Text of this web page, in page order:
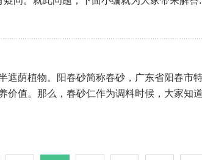
荫植物。阳春砂简称春砂，广东省阳春市
价值。那么，春砂仁作为调料时候，大家知